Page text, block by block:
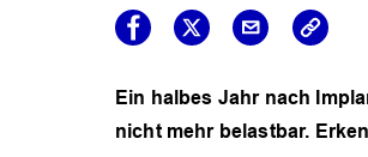
Ein halbes Jahr nach
nicht mehr belastbar.